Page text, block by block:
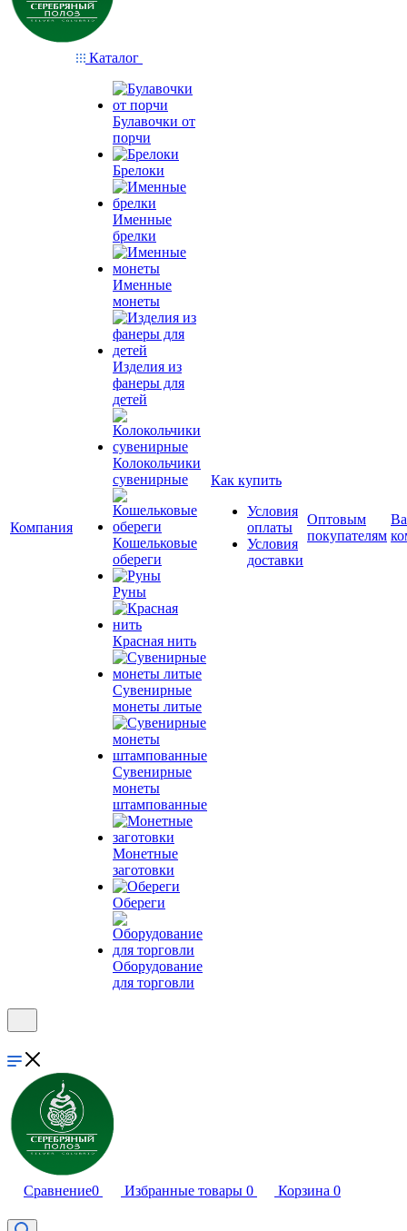
Компания
Каталог
Булавочки от
порчи
Брелоки
Именные
брелки
Именные
монеты
Изделия из
фанеры для
детей
Колокольчики
сувенирные
Кошельковые
обереги
Руны
Красная нить
Сувенирные
монеты литые
Сувенирные
монеты
штампованные
Монетные
заготовки
Обереги
Оборудование
для торговли
Как купить
Условия
оплаты
Условия
доставки
Оптовым
покупателям
Сравнение0 Избранные товары 0 Корзина 0